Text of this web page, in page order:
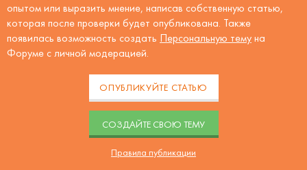
опытом или выразить мнение, написав собственную статью,
которая после проверки будет опубликована. Также
появилась возможность создать Персональную тему на
Форуме с личной модерацией.
ОПУБЛИКУЙТЕ СТАТЬЮ
CОЗДАЙТЕ СВОЮ ТЕМУ
Правила публикации